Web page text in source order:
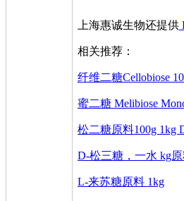
上海惠诚生物还提供
相关推荐：
纤维二糖Cellobiose
蜜二糖 Melibiose
松二糖原料100g 1kg
D-松三糖，一水 kg
L-来苏糖原料 1kg